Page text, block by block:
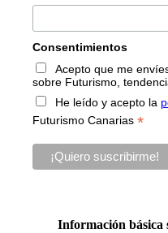
Consentimientos
Acepto que me
sobre Futurismo,
He leído y acepto la
Futurismo Canarias *
Información básica